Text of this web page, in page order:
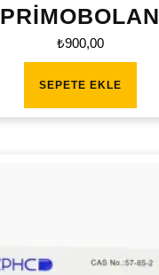
PRİMOBOLAN
₺900,00
SEPETE EKLE